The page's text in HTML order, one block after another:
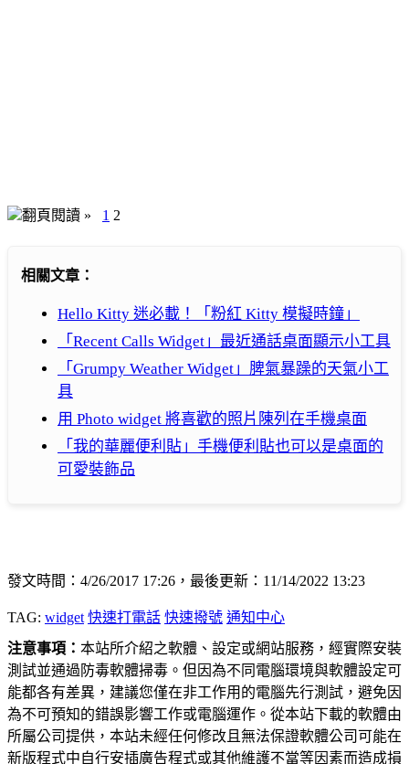
翻頁閱讀 » 1 2
相關文章：
Hello Kitty 迷必載！「粉紅 Kitty 模擬時鐘」
「Recent Calls Widget」最近通話桌面顯示小工具
「Grumpy Weather Widget」脾氣暴躁的天氣小工
具
用 Photo widget 將喜歡的照片陳列在手機桌面
「我的華麗便利貼」手機便利貼也可以是桌面的
可愛裝飾品
發文時間：4/26/2017 17:26，最後更新：11/14/2022 13:23
TAG: widget 快速打電話 快速撥號 通知中心
注意事項： 本站所介紹之軟體、設定或網站服務，經實際安裝
測試並通過防毒軟體掃毒。但因為不同電腦環境與軟體設定可
能都各有差異，建議您僅在非工作用的電腦先行測試，避免因
為不可預知的錯誤影響工作或電腦運作。從本站下載的軟體由
所屬公司提供，本站未經任何修改且無法保證軟體公司可能在
新版程式中自行安插廣告程式或其他維護不當等因素而造成損